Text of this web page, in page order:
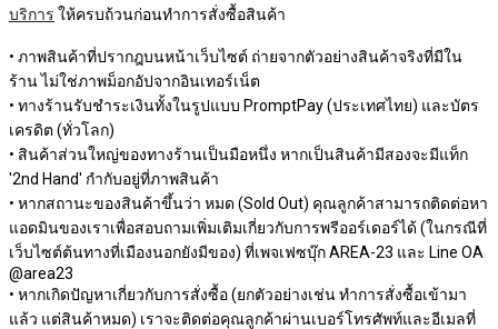
บริการ ให้ครบถ้วนก่อนทำการสั่งซื้อสินค้า
• ภาพสินค้าที่ปรากฎบนหน้าเว็บไซต์ ถ่ายจากตัวอย่างสินค้าจริงที่มีใน
ร้าน ไม่ใช่ภาพม็อกอัปจากอินเทอร์เน็ต
• ทางร้านรับชำระเงินทั้งในรูปแบบ PromptPay (ประเทศไทย) และบัตร
เครดิต (ทั่วโลก)
• สินค้าส่วนใหญ่ของทางร้านเป็นมือหนึ่ง หากเป็นสินค้ามีสองจะมีแท็ก
'2nd Hand' กำกับอยู่ที่ภาพสินค้า
• หากสถานะของสินค้าขึ้นว่า หมด (Sold Out) คุณลูกค้าสามารถติดต่อหา
แอดมินของเราเพื่อสอบถามเพิ่มเติมเกี่ยวกับการพรีออร์เดอร์ได้ (ในกรณีที่
เว็บไซต์ต้นทางที่เมืองนอกยังมีของ) ที่เพจเฟซบุ๊ก AREA-23 และ Line OA
@area23
• หากเกิดปัญหาเกี่ยวกับการสั่งซื้อ (ยกตัวอย่างเช่น ทำการสั่งซื้อเข้ามา
แล้ว แต่สินค้าหมด) เราจะติดต่อคุณลูกค้าผ่านเบอร์โทรศัพท์และอีเมลที่